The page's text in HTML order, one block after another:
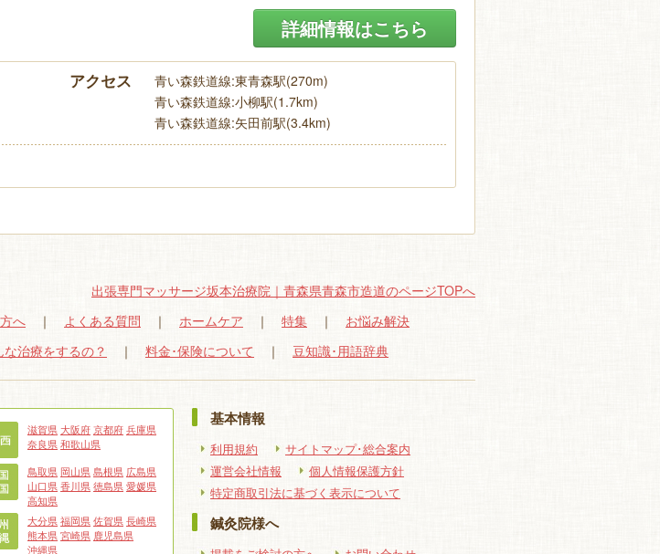
詳細情報はこちら
アクセス
青い森鉄道線:東青森駅(270m)
青い森鉄道線:小柳駅(1.7km)
青い森鉄道線:矢田前駅(3.4km)
出張専門マッサージ坂本治療院｜青森県青森市造道のページTOPへ
へ ｜ よくある質問 ｜ ホームケア ｜ 特集 ｜ お悩み解決
な治療をするの？ ｜ 料金･保険について ｜ 豆知識･用語辞典
滋賀県大阪府京都府兵庫県
奈良県和歌山県
鳥取県 岡山県島根県 広島県
山口県香川県徳島県愛媛県
高知県
大分県福岡県佐賀県長崎県
熊本県宮崎県 鹿児島県
沖縄県
基本情報
利用規約
サイトマップ･総合案内
運営会社情報
個人情報保護方針
特定商取引法に基づく表示について
鍼灸院様へ